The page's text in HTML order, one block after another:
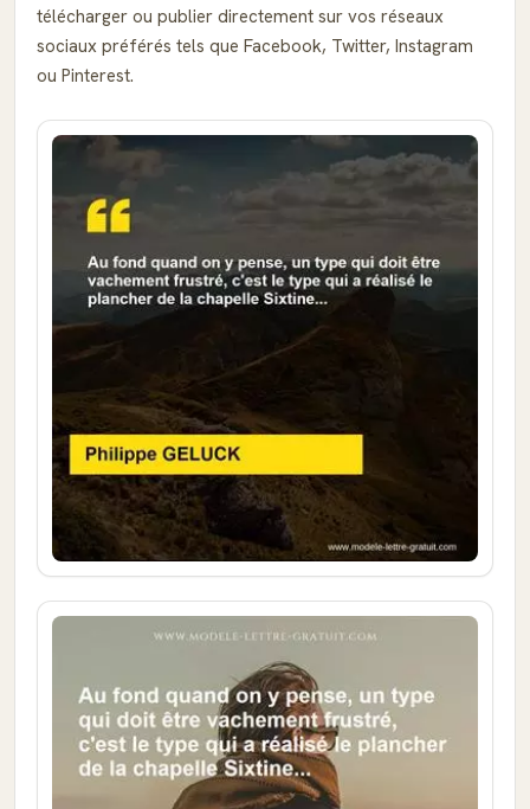
télécharger ou publier directement sur vos réseaux
sociaux préférés tels que Facebook, Twitter, Instagram
ou Pinterest.